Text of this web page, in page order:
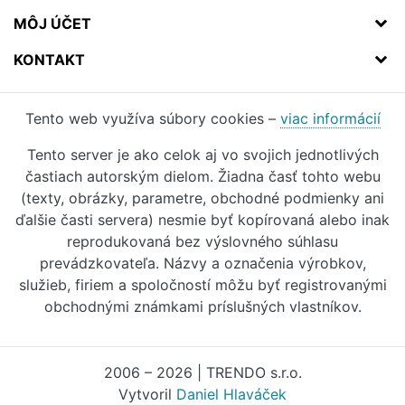
MÔJ ÚČET
KONTAKT
Tento web využíva súbory cookies – viac informácií
Tento server je ako celok aj vo svojich jednotlivých
častiach autorským dielom. Žiadna časť tohto webu
(texty, obrázky, parametre, obchodné podmienky ani
ďalšie časti servera) nesmie byť kopírovaná alebo inak
reprodukovaná bez výslovného súhlasu
prevádzkovateľa. Názvy a označenia výrobkov,
služieb, firiem a spoločností môžu byť registrovanými
obchodnými známkami príslušných vlastníkov.
2006 – 2026 | TRENDO s.r.o.
Vytvoril Daniel Hlaváček